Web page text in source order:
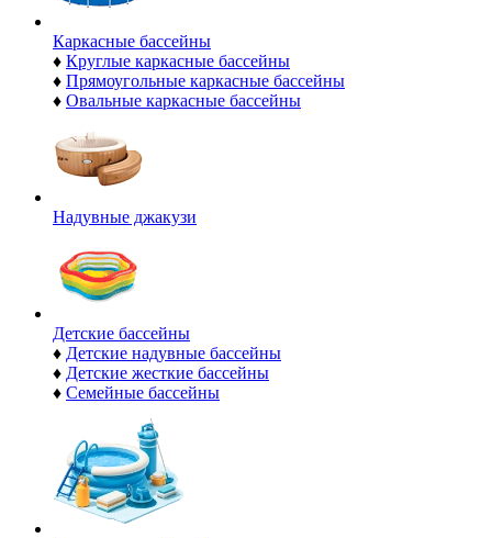
Каркасные бассейны
♦ Круглые каркасные бассейны
♦ Прямоугольные каркасные бассейны
♦ Овальные каркасные бассейны
Надувные джакузи
Детские бассейны
♦ Детские надувные бассейны
♦ Детские жесткие бассейны
♦ Семейные бассейны